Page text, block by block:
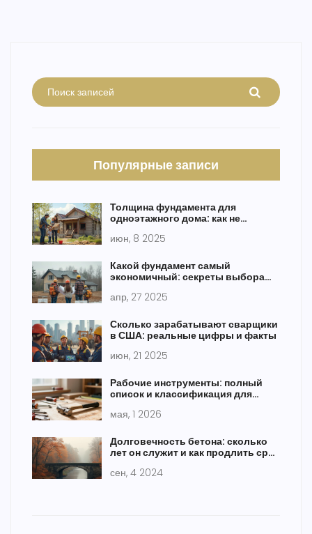
Популярные записи
Толщина фундамента для
одноэтажного дома: как не
июн, 8 2025
Какой фундамент самый
экономичный: секреты выбора
апр, 27 2025
Сколько зарабатывают сварщики
в США: реальные цифры и факты
июн, 21 2025
Рабочие инструменты: полный
список и классификация для
мая, 1 2026
Долговечность бетона: сколько
лет он служит и как продлить срок
сен, 4 2024